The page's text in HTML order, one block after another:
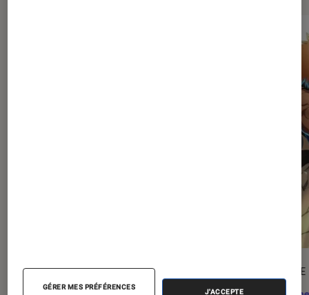
ARTICLE ARTICLE
GÉRER MES PRÉFÉRENCES
J'ACCEPTE